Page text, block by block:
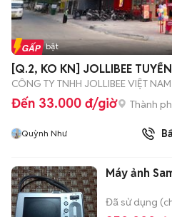
Tin nổi bật
[Q.2, KO KN] JOLLIBEE
CÔNG TY TNHH JOLLIBEE VIỆT NAM
Đến 33.000 đ/giờ Thành
Quỳnh Như
Máy ảnh
Đã sử dụng